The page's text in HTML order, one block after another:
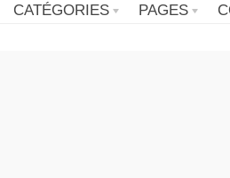
CATÉGORIES PAGES